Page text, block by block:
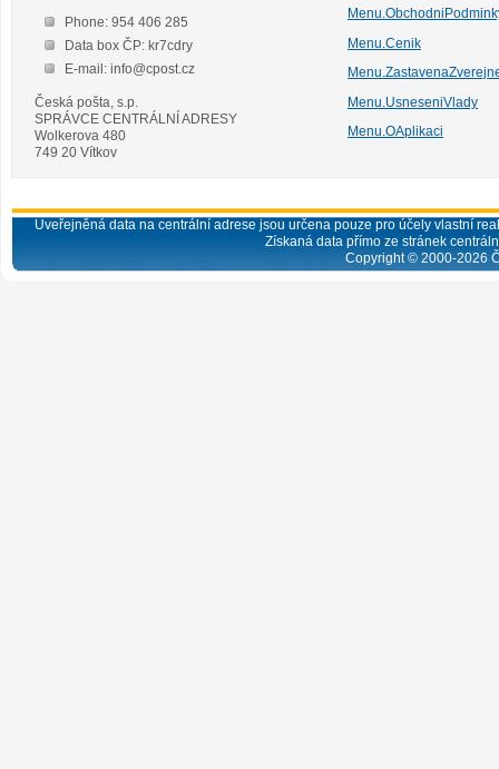
Phone: 954 406 285
Data box ČP: kr7cdry
E-mail: info@cpost.cz
Česká pošta, s.p.
SPRÁVCE CENTRÁLNÍ ADRESY
Wolkerova 480
749 20 Vítkov
Menu.Cenik
Menu.UsneseniVlady
Menu.OAplikaci
Uveřejněná data na centrální adrese jsou určena pouze pro účely vlastní
Získaná data přímo ze stránek
Copyright © 2000-2026